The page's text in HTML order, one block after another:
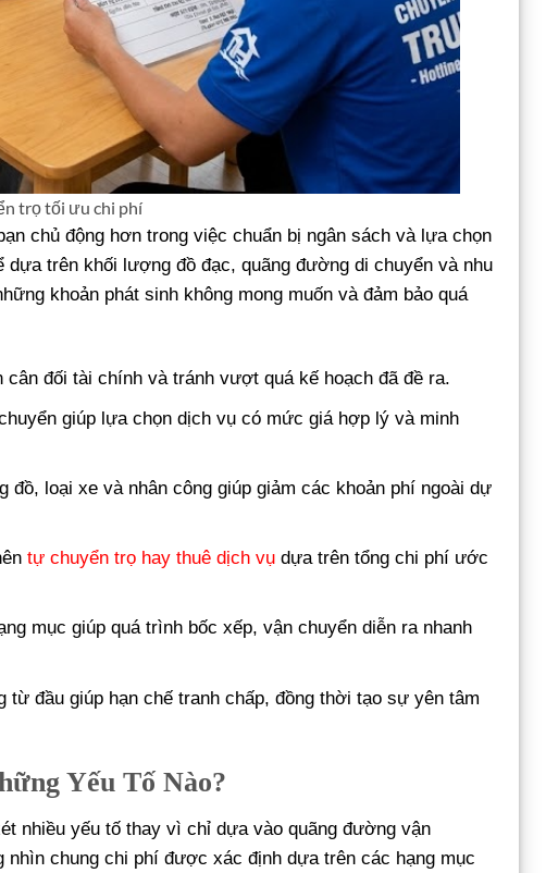
trọ tối ưu chi phí
chủ động hơn trong việc chuẩn bị ngân sách và lựa chọn
trên khối lượng đồ đạc, quãng đường di chuyển và nhu
khoản phát sinh không mong muốn và đảm bảo quá
đối tài chính và tránh vượt quá kế hoạch đã đề ra.
giúp lựa chọn dịch vụ có mức giá hợp lý và minh
loại xe và nhân công giúp giảm các khoản phí ngoài dự
tự chuyển trọ hay thuê dịch vụ dựa trên tổng chi phí ước
mục giúp quá trình bốc xếp, vận chuyển diễn ra nhanh
từ đầu giúp hạn chế tranh chấp, đồng thời tạo sự yên tâm
Yếu Tố Nào?
nhiều yếu tố thay vì chỉ dựa vào quãng đường vận
chung chi phí được xác định dựa trên các hạng mục